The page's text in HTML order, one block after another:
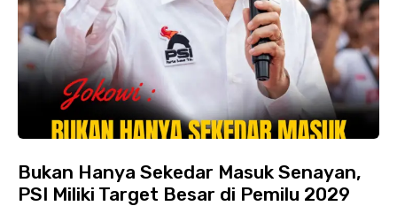
Bukan Hanya Sekedar Masuk Senayan,
PSI Miliki Target Besar di Pemilu 2029